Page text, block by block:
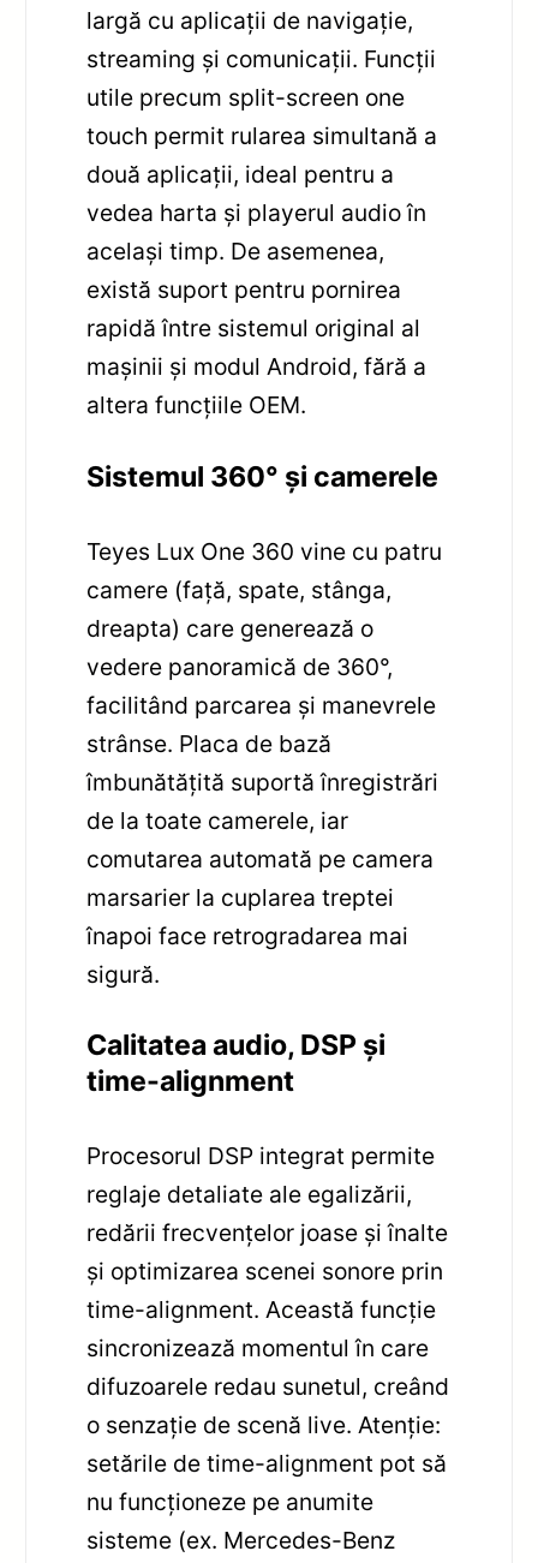
largă cu aplicații de navigație,
streaming și comunicații. Funcții
utile precum split-screen one
touch permit rularea simultană a
două aplicații, ideal pentru a
vedea harta și playerul audio în
același timp. De asemenea,
există suport pentru pornirea
rapidă între sistemul original al
mașinii și modul Android, fără a
altera funcțiile OEM.
Sistemul 360° și camerele
Teyes Lux One 360 vine cu patru
camere (față, spate, stânga,
dreapta) care generează o
vedere panoramică de 360°,
facilitând parcarea și manevrele
strânse. Placa de bază
îmbunătățită suportă înregistrări
de la toate camerele, iar
comutarea automată pe camera
marsarier la cuplarea treptei
înapoi face retrogradarea mai
sigură.
Calitatea audio, DSP și
time-alignment
Procesorul DSP integrat permite
reglaje detaliate ale egalizării,
redării frecvențelor joase și înalte
și optimizarea scenei sonore prin
time-alignment. Această funcție
sincronizează momentul în care
difuzoarele redau sunetul, creând
o senzație de scenă live. Atenție:
setările de time-alignment pot să
nu funcționeze pe anumite
sisteme (ex. Mercedes-Benz